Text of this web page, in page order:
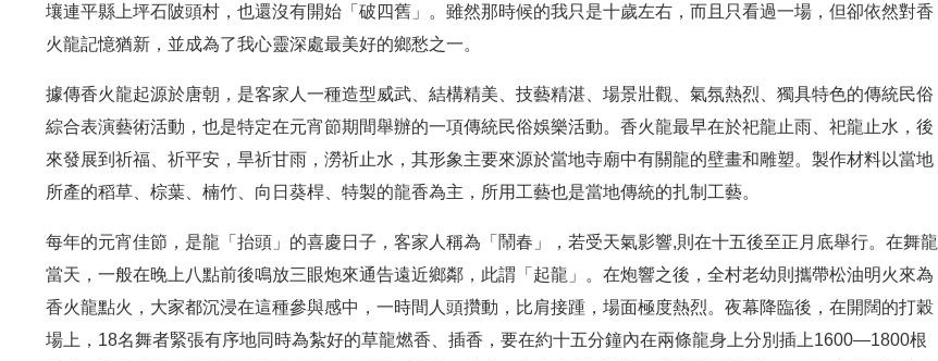
壤連平縣上坪石陂頭村，也還沒有開始「破四舊」。雖然那時候的我只是十歲左右，而且只看過一場，但卻依然對香
火龍記憶猶新，並成為了我心靈深處最美好的鄉愁之一。
據傳香火龍起源於唐朝，是客家人一種造型威武、結構精美、技藝精湛、場景壯觀、氣氛熱烈、獨具特色的傳統民俗
綜合表演藝術活動，也是特定在元宵節期間舉辦的一項傳統民俗娛樂活動。香火龍最早在於祀龍止雨、祀龍止水，後
來發展到祈福、祈平安，旱祈甘雨，澇祈止水，其形象主要來源於當地寺廟中有關龍的壁畫和雕塑。製作材料以當地
所產的稻草、棕葉、楠竹、向日葵桿、特製的龍香為主，所用工藝也是當地傳統的扎制工藝。
每年的元宵佳節，是龍「抬頭」的喜慶日子，客家人稱為「鬧春」，若受天氣影響,則在十五後至正月底舉行。在舞龍
當天，一般在晚上八點前後鳴放三眼炮來通告遠近鄉鄰，此謂「起龍」。在炮響之後，全村老幼則攜帶松油明火來為
香火龍點火，大家都沉浸在這種參與感中，一時間人頭攢動，比肩接踵，場面極度熱烈。夜幕降臨後，在開闊的打穀
場上，18名舞者緊張有序地同時為紮好的草龍燃香、插香，要在約十五分鐘內在兩條龍身上分別插上1600—1800根